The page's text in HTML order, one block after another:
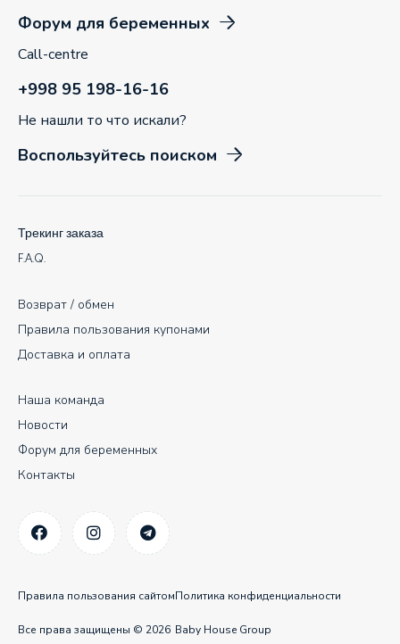
Форум для беременных
Call-centre
+998 95 198-16-16
Не нашли то что искали?
Воспользуйтесь поиском
Правила пользования сайтомПолитика конфиденциальности
Все права защищены © 2026 Baby House Group
Наша команда
Новости
Форум для беременных
Контакты
Возврат / обмен
Правила пользования купонами
Доставка и оплата
Трекинг заказа
F.A.Q.